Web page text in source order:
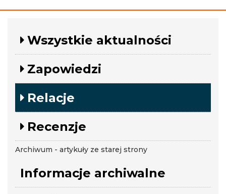
Wszystkie aktualności
Zapowiedzi
Relacje
Recenzje
Archiwum - artykuły ze starej strony
Informacje archiwalne